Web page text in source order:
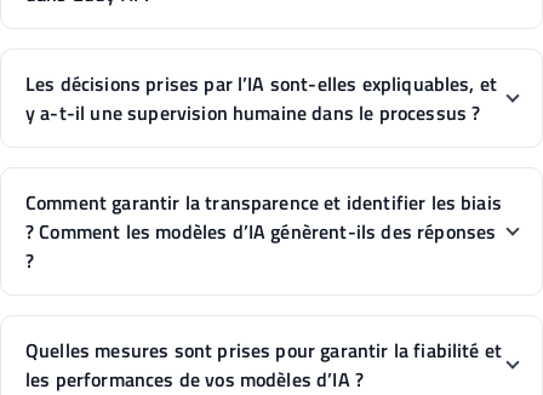
Les décisions prises par l’IA sont-elles expliquables, et
y a-t-il une supervision humaine dans le processus ?
Comment garantir la transparence et identifier les biais
? Comment les modèles d’IA génèrent-ils des réponses
?
Quelles mesures sont prises pour garantir la fiabilité et
les performances de vos modèles d’IA ?